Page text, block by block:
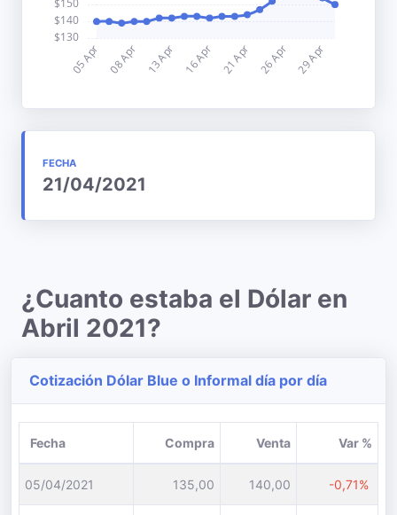
FECHA
21/04/2021
¿Cuanto estaba el Dólar en
Abril 2021?
Cotización Dólar Blue o Informal día por día
Fecha Compra Venta Var %
05/04/2021 135,00 140,00 -0,71%